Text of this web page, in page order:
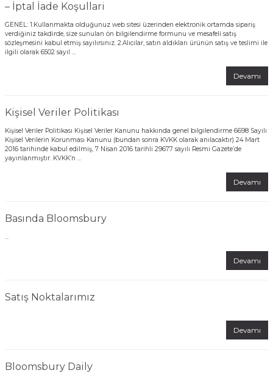
– İptal İade Koşullari
GENEL: 1.Kullanmakta olduğunuz web sitesi üzerinden elektronik ortamda sipariş
verdiğiniz takdirde, size sunulan ön bilgilendirme formunu ve mesafeli satış
sözleşmesini kabul etmiş sayılırsınız. 2.Alıcılar, satın aldıkları ürünün satış ve teslimi ile
ilgili olarak 6502 sayıl ...
Devamı
Kişisel Veriler Politikası
Kişisel Veriler Politikası Kişisel Veriler Kanunu hakkında genel bilgilendirme 6698 Sayılı
Kişisel Verilerin Korunması Kanunu (bundan sonra KVKK olarak anılacaktır) 24 Mart
2016 tarihinde kabul edilmiş, 7 Nisan 2016 tarihli 29677 sayılı Resmi Gazete’de
yayınlanmıştır. KVKK’n ...
Devamı
Basında Bloomsbury
...
Devamı
Satış Noktalarımız
Devamı
Bloomsbury Daily